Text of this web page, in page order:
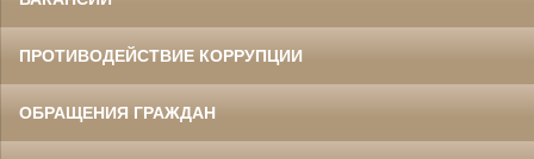
ПРОТИВОДЕЙСТВИЕ КОРРУПЦИИ
ОБРАЩЕНИЯ ГРАЖДАН